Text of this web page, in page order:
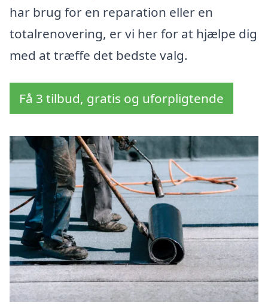
har brug for en reparation eller en
totalrenovering, er vi her for at hjælpe dig
med at træffe det bedste valg.
Få 3 tilbud, gratis og uforpligtende